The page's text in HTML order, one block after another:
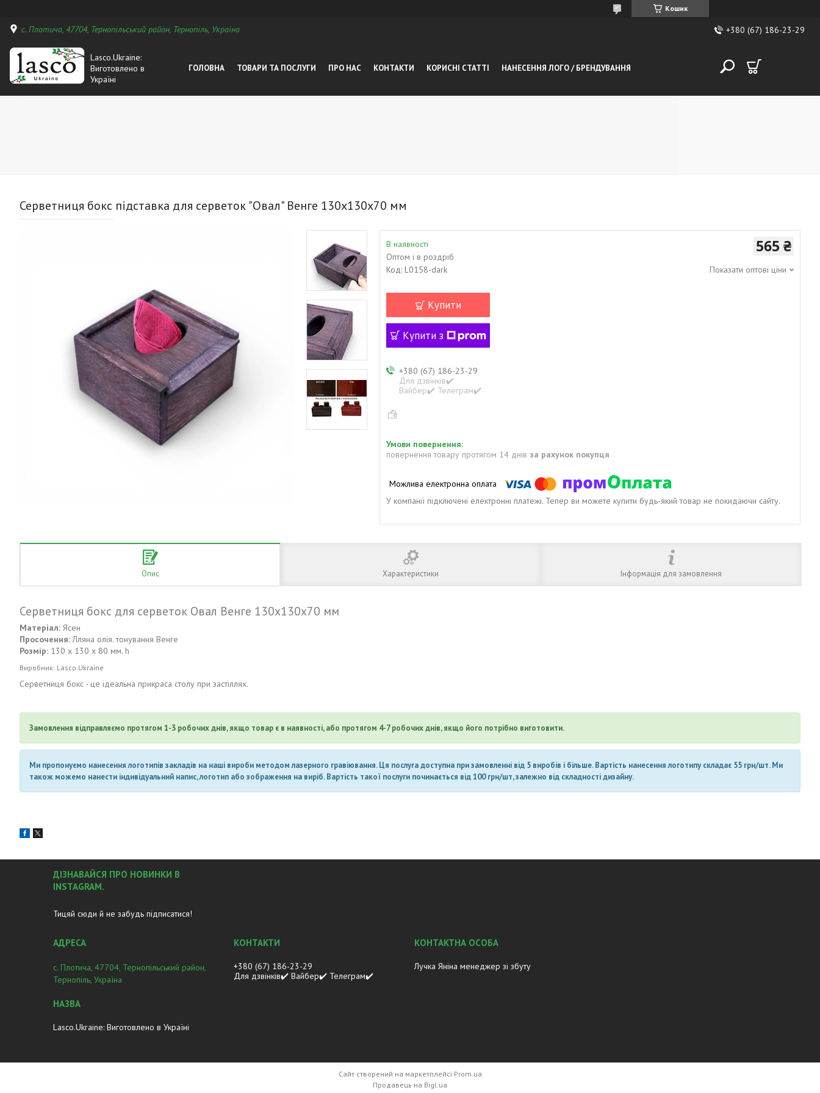
Кошик
с. Плотича, 47704, Тернопільський район, Тернопіль, Україна +380 (67) 186-23-29
Lasco.Ukraine:
Виготовлено в
Україні
ГОЛОВНА ТОВАРИ ТА ПОСЛУГИ ПРО НАС КОНТАКТИ КОРИСНІ СТАТТІ НАНЕСЕННЯ ЛОГО / БРЕНДУВАННЯ
Серветниця бокс підставка для серветок "Овал" Венге 130х130х70 мм
В наявності
Оптом і в роздріб
Код: L0158-dark
565 ₴
Показати оптові ціни
Купити
Купити з
+380 (67) 186-23-29
Для дзвінків✔️
Вайбер✔️ Телеграм✔️
повернення товару протягом 14 днів за рахунок покупця
У компанії підключені електронні платежі. Тепер ви можете купити будь-який товар не покидаючи сайту.
Опис Характеристики Інформація для замовлення
Серветниця бокс для серветок Овал Венге 130х130х70 мм
Матеріал: Ясен
Просочення:Лляна олія. тонування Венге
Розмір: 130 х 130 х 80 мм. h
Виробник: Lasco.Ukraine
Серветниця бокс - це ідеальна прикраса столу при застіллях.
Замовлення відправляємо протягом 1-3 робочих днів, якщо товар є в наявності, або протягом 4-7 робочих днів, якщо його потрібно виготовити.
Ми пропонуємо нанесення логотипів закладів на наші вироби методом лазерного гравіювання. Ця послуга доступна при замовленні від 5 виробів і більше. Вартість нанесення логотипу складає 55 грн/шт. Ми
також можемо нанести індивідуальний напис, логотип або зображення на виріб. Вартість такої послуги починається від 100 грн/шт, залежно від складності дизайну.
ДІЗНАВАЙСЯ ПРО НОВИНКИ В
INSTAGRAM.
Тицяй сюди й не забудь підписатися!
с. Плотича, 47704, Тернопільський район,
Тернопіль, Україна
Lasco.Ukraine: Виготовлено в Україні
+380 (67) 186-23-29
Для дзвінків✔️ Вайбер✔️ Телеграм✔️
Лучка Яніна менеджер зі збуту
Сайт створений на маркетплейсі Prom.ua
Продавець на Bigl.ua